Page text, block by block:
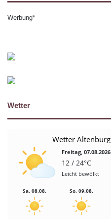
Werbung*
Wetter
Wetter Altenburg
Freitag, 07.08.2026
12 / 24°C
Leicht bewölkt
Sa, 08.08. So, 09.08.